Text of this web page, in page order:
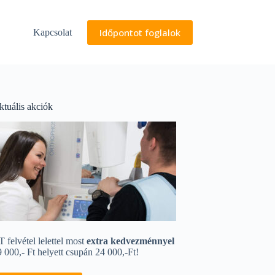
Kapcsolat Időpontot foglalok
akciók
felvétel lelettel most extra kedvezménnyel
000,- Ft helyett csupán 24 000,-Ft!